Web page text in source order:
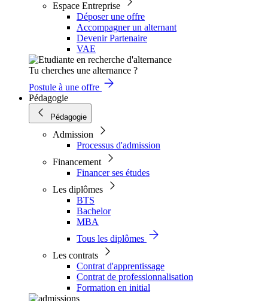
Espace Entreprise
Déposer une offre
Accompagner un alternant
Devenir Partenaire
VAE
Tu cherches une alternance ?
Postule à une offre
Pédagogie
Pédagogie
Admission
Processus d'admission
Financement
Financer ses études
Les diplômes
BTS
Bachelor
MBA
Tous les diplômes
Les contrats
Contrat d'apprentissage
Contrat de professionnalisation
Formation en initial